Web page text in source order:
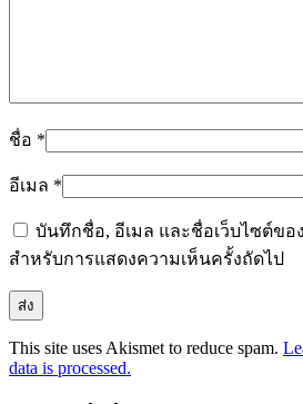
ชื่อ *
อีเมล *
บันทึกชื่อ, อีเมล และชื่อเว็บไซต์ขอ
สำหรับการแสดงความเห็นครั้งถัดไป
This site uses Akismet to reduce spam.
data is processed.